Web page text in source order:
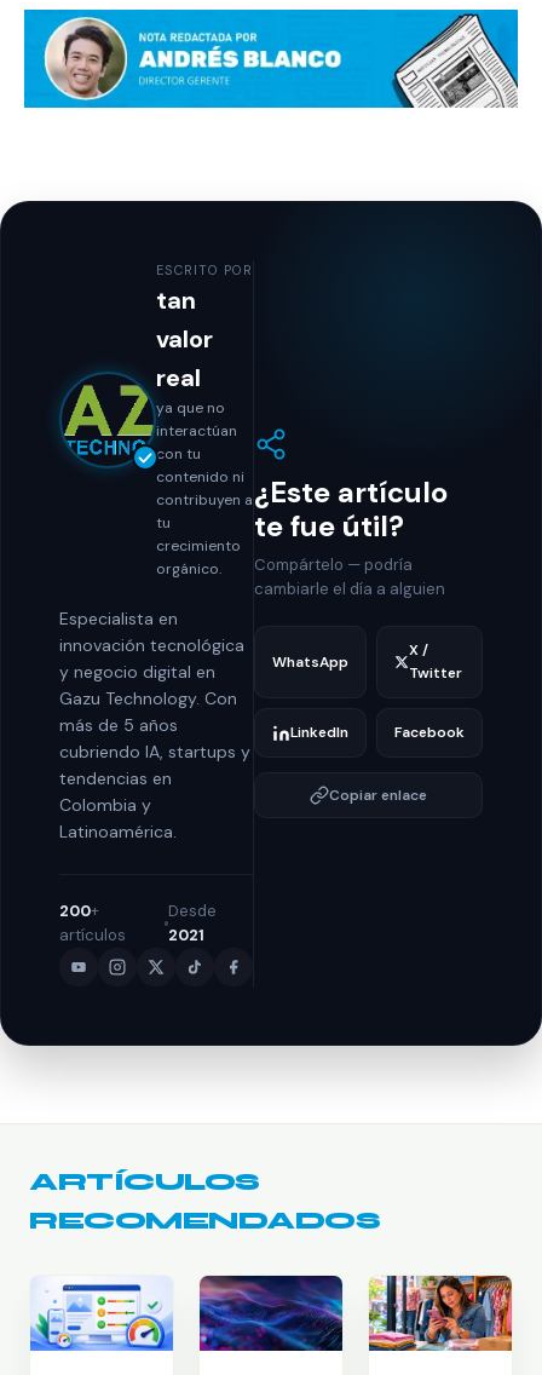
ESCRITO POR
tan
valor
real
ya que no
interactúan
con tu
contenido ni
contribuyen a
tu
crecimiento
orgánico.
Especialista en
innovación tecnológica
y negocio digital en
Gazu Technology. Con
más de 5 años
cubriendo IA, startups y
tendencias en
Colombia y
Latinoamérica.
200+
artículos
Desde
2021
¿Este artículo
te fue útil?
Compártelo — podría
cambiarle el día a alguien
WhatsApp
X /
Twitter
LinkedIn Facebook
Copiar enlace
ARTÍCULOS
RECOMENDADOS